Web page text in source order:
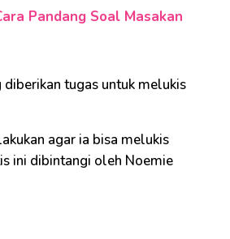
Pandang Soal Masakan
tugas untuk melukis
agar ia bisa melukis
ini dibintangi oleh Noemie